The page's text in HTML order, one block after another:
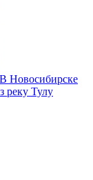
В Новосибирске
реку Тулу